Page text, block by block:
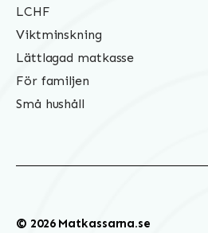
LCHF
Viktminskning
Lättlagad matkasse
För familjen
Små hushåll
© 2026 Matkassarna.se